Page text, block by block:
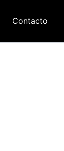
Contacto